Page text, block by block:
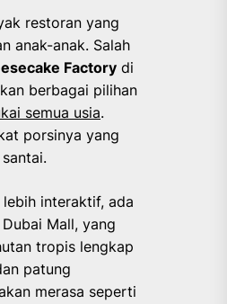
restoran yang
anak-anak. Salah
Factory di
berbagai pilihan
semua usia.
porsinya yang
interaktif, ada
Mall, yang
tropis lengkap
patung
merasa seperti